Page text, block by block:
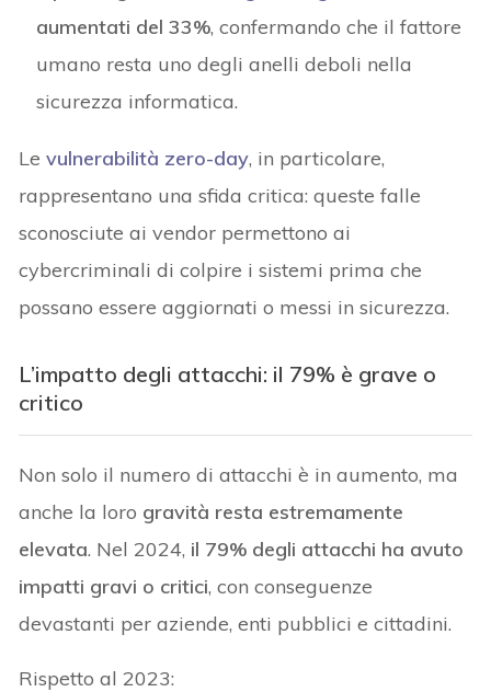
aumentati del 33%, confermando che il fattore
umano resta uno degli anelli deboli nella
sicurezza informatica.
Levulnerabilità zero-day, in particolare,
rappresentano una sfida critica: queste falle
sconosciute ai vendor permettono ai
cybercriminali di colpire i sistemi prima che
possano essere aggiornati o messi in sicurezza.
L’impatto degli attacchi: il 79% è grave o
critico
Non solo il numero di attacchi è in aumento, ma
anche la loro gravità resta estremamente
elevata. Nel 2024, il 79% degli attacchi ha avuto
impatti gravi o critici, con conseguenze
devastanti per aziende, enti pubblici e cittadini.
Rispetto al 2023: